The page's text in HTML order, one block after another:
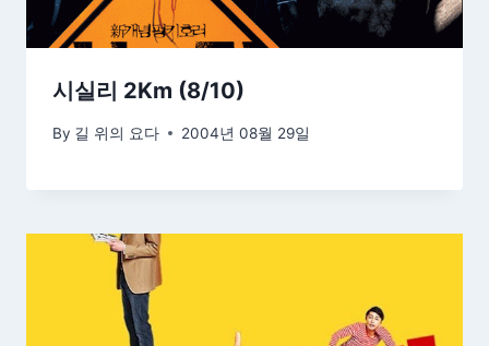
시실리 2Km (8/10)
By 길 위의 요다 2004년 08월 29일